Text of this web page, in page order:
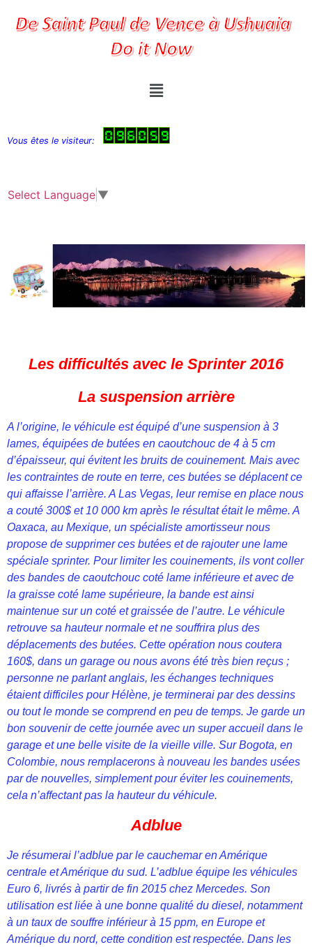
Vous êtes le visiteur:
Select Language ▼
Les difficultés avec le Sprinter 2016
La suspension arrière
A l’origine, le véhicule est équipé d’une suspension à 3
lames, équipées de butées en caoutchouc de 4 à 5 cm
d’épaisseur, qui évitent les bruits de couinement. Mais avec
les contraintes de route en terre, ces butées se déplacent ce
qui affaisse l’arrière. A Las Vegas, leur remise en place nous
a couté 300$ et 10 000 km après le résultat était le même. A
Oaxaca, au Mexique, un spécialiste amortisseur nous
propose de supprimer ces butées et de rajouter une lame
spéciale sprinter. Pour limiter les couinements, ils vont coller
des bandes de caoutchouc coté lame inférieure et avec de
la graisse coté lame supérieure, la bande est ainsi
maintenue sur un coté et graissée de l’autre. Le véhicule
retrouve sa hauteur normale et ne souffrira plus des
déplacements des butées. Cette opération nous coutera
160$, dans un garage ou nous avons été très bien reçus ;
personne ne parlant anglais, les échanges techniques
étaient difficiles pour Hélène, je terminerai par des dessins
ou tout le monde se comprend en peu de temps. Je garde un
bon souvenir de cette journée avec un super accueil dans le
garage et une belle visite de la vieille ville. Sur Bogota, en
Colombie, nous remplacerons à nouveau les bandes usées
par de nouvelles, simplement pour éviter les couinements,
cela n’affectant pas la hauteur du véhicule.
Adblue
Je résumerai l’adblue par le cauchemar en Amérique
centrale et Amérique du sud. L’adblue équipe les véhicules
Euro 6, livrés à partir de fin 2015 chez Mercedes. Son
utilisation est liée à une bonne qualité du diesel, notamment
à un taux de souffre inférieur à 15 ppm, en Europe et
Amérique du nord, cette condition est respectée. Dans les